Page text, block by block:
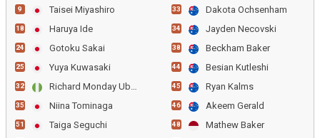
9 Taisei Miyashiro
18 Haruya Ide
24 Gotoku Sakai
25 Yuya Kuwasaki
32 Richard Monday Ubong
35 Niina Tominaga
51 Taiga Seguchi
33 Dakota Ochsenham
34 Jayden Necovski
38 Beckham Baker
44 Besian Kutleshi
45 Ryan Kalms
46 Akeem Gerald
48 Mathew Baker